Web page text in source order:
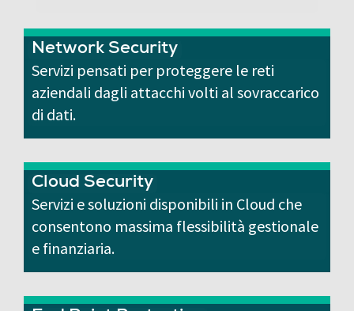
Network Security
Servizi pensati per proteggere le reti
aziendali dagli attacchi volti al sovraccarico
di dati.
Cloud Security
Servizi e soluzioni disponibili in Cloud che
consentono massima flessibilità gestionale
e finanziaria.